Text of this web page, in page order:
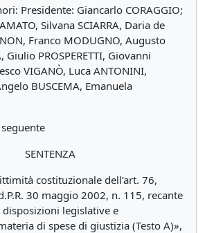
Presidente: Giancarlo CORAGGIO;
Silvana SCIARRA, Daria de
Franco MODUGNO, Augusto
Giulio PROSPERETTI, Giovanni
VIGANÒ, Luca ANTONINI,
BUSCEMA, Emanuela
SENTENZA
costituzionale dell’art. 76,
30 maggio 2002, n. 115, recante
disposizioni legislative e
di spese di giustizia (Testo A)»,